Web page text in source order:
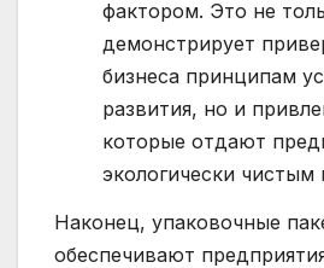
фактором. Это не
демонстрирует
бизнеса принципам
развития, но и
которые отдают
экологически чистым
Наконец, упаковочные
обеспечивают